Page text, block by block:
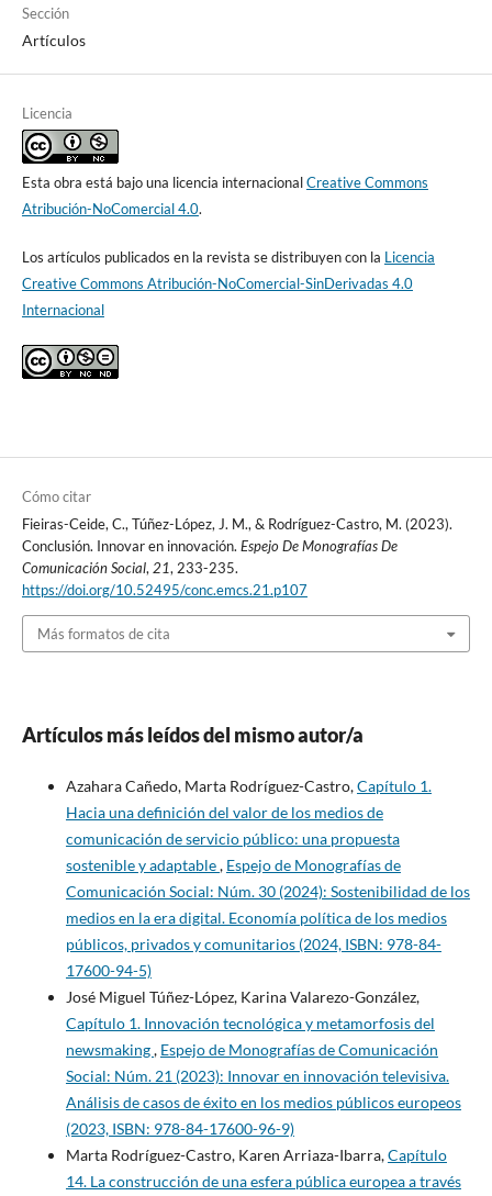
Sección
Artículos
Licencia
Esta obra está bajo una licencia internacionalCreative Commons
Atribución-NoComercial 4.0.
Los artículos publicados en la revista se distribuyen con la Licencia
Creative Commons Atribución-NoComercial-SinDerivadas 4.0
Internacional
Cómo citar
Fieiras-Ceide, C., Túñez-López, J. M., & Rodríguez-Castro, M. (2023).
Conclusión. Innovar en innovación. Espejo De Monografías De
Comunicación Social, 21, 233-235.
https://doi.org/10.52495/conc.emcs.21.p107
Más formatos de cita
Artículos más leídos del mismo autor/a
Azahara Cañedo, Marta Rodríguez-Castro,Capítulo 1.
Hacia una definición del valor de los medios de
comunicación de servicio público: una propuesta
sostenible y adaptable, Espejo de Monografías de
Comunicación Social: Núm. 30 (2024): Sostenibilidad de los
medios en la era digital. Economía política de los medios
públicos, privados y comunitarios (2024, ISBN: 978-84-
17600-94-5)
José Miguel Túñez-López, Karina Valarezo-González,
Capítulo 1. Innovación tecnológica y metamorfosis del
newsmaking, Espejo de Monografías de Comunicación
Social: Núm. 21 (2023): Innovar en innovación televisiva.
Análisis de casos de éxito en los medios públicos europeos
(2023, ISBN: 978-84-17600-96-9)
Marta Rodríguez-Castro, Karen Arriaza-Ibarra,Capítulo
14. La construcción de una esfera pública europea a través